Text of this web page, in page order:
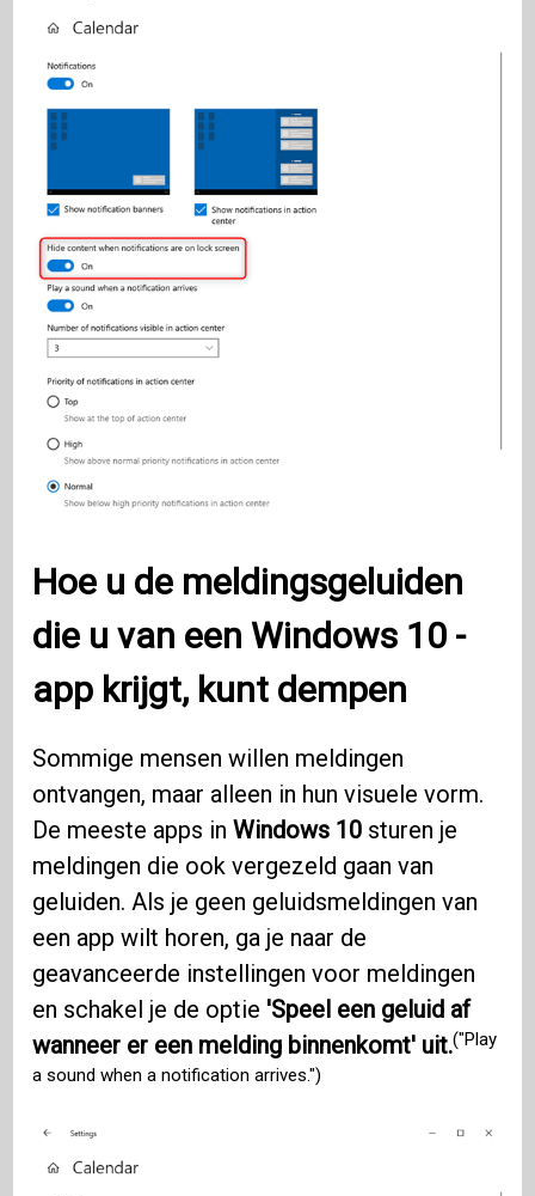
Hoe u de meldingsgeluiden
die u van eenWindows 10 -
app krijgt, kunt dempen
Sommige mensen willen meldingen
ontvangen, maar alleen in hun visuele vorm.
De meeste apps inWindows 10 sturen je
meldingen die ook vergezeld gaan van
geluiden. Als je geen geluidsmeldingen van
een app wilt horen, ga je naar de
geavanceerde instellingen voor meldingen
en schakel je de optie 'Speel een geluid af
wanneer er een melding binnenkomt' uit.("Play
a sound when a notification arrives.")